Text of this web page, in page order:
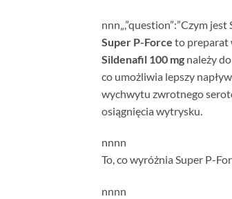
nnn „,”question”:”Czym
Super P-Force to preparat
Sildenafil 100 mg należy
co umożliwia lepszy
wychwytu zwrotnego
osiągnięcia wytrysku.
nnnn
To, co wyróżnia Super P-
nnnn